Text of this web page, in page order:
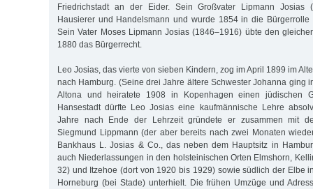
Friedrichstadt an der Eider. Sein Großvater Lipmann Josias
Hausierer und Handelsmann und wurde 1854 in die Bürgerrolle
Sein Vater Moses Lipmann Josias (1846–1916) übte den
1880 das Bürgerrecht.
Leo Josias, das vierte von sieben Kindern, zog im April 1899 im
nach Hamburg. (Seine drei Jahre ältere Schwester Johanna ging
Altona und heiratete 1908 in Kopenhagen einen jüdischen
Hansestadt dürfte Leo Josias eine kaufmännische Lehre
Jahre nach Ende der Lehrzeit gründete er zusammen mit
Siegmund Lippmann (der aber bereits nach zwei Monaten
Bankhaus L. Josias & Co., das neben dem Hauptsitz in
auch Niederlassungen in den holsteinischen Orten Elmshorn,
32) und Itzehoe (dort von 1920 bis 1929) sowie südlich der Elbe
Horneburg (bei Stade) unterhielt. Die frühen Umzüge und